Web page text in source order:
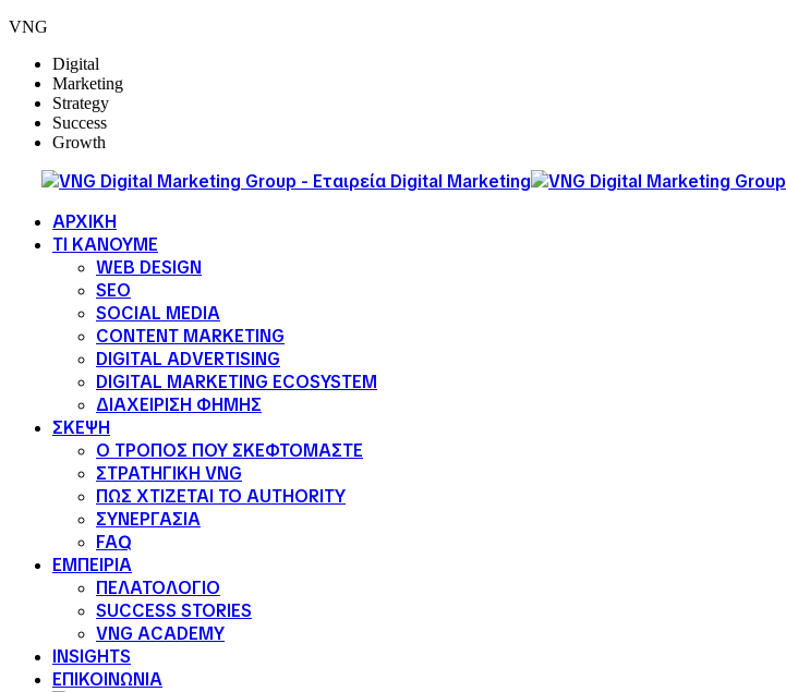
VNG
Digital
Marketing
Strategy
Success
Growth
ΑΡΧΙΚΗ
ΤΙ ΚΑΝΟΥΜΕ
WEB DESIGN
SEO
SOCIAL MEDIA
CONTENT MARKETING
DIGITAL ADVERTISING
DIGITAL MARKETING ECOSYSTEM
ΔΙΑΧΕΙΡΙΣΗ ΦΗΜΗΣ
ΣΚΕΨΗ
Ο ΤΡΟΠΟΣ ΠΟΥ ΣΚΕΦΤΟΜΑΣΤΕ
ΣΤΡΑΤΗΓΙΚΗ VNG
ΠΩΣ ΧΤΙΖΕΤΑΙ ΤΟ AUTHORITY
ΣΥΝΕΡΓΑΣΙΑ
FAQ
ΕΜΠΕΙΡΙΑ
ΠΕΛΑΤΟΛΟΓΙΟ
SUCCESS STORIES
VNG ACADEMY
INSIGHTS
ΕΠΙΚΟΙΝΩΝΙΑ